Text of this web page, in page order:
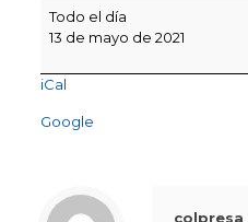
de
reconciliación
7:00
Homenaje
los
Todo el día
13 de mayo de 2021
iCal
Google